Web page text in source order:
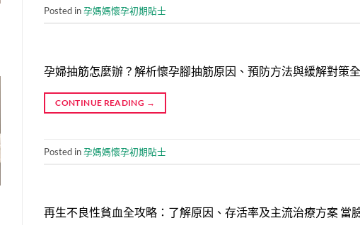
Posted in孕媽媽懷孕初期貼士
孕婦抽筋怎麼辦？解析懷孕腳抽筋原因、預防方法與緩解對策
CONTINUE READING →
Posted in孕媽媽懷孕初期貼士
再生不良性貧血全攻略：了解原因、存活率及主流治療方案